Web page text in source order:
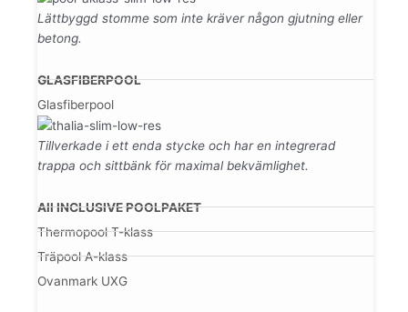
Lättbyggd stomme som inte kräver någon gjutning eller
betong.
GLASFIBERPOOL
Glasfiberpool
Tillverkade i ett enda stycke och har en integrerad
trappa och sittbänk för maximal bekvämlighet.
All INCLUSIVE POOLPAKET
Thermopool T-klass
Träpool A-klass
Ovanmark UXG